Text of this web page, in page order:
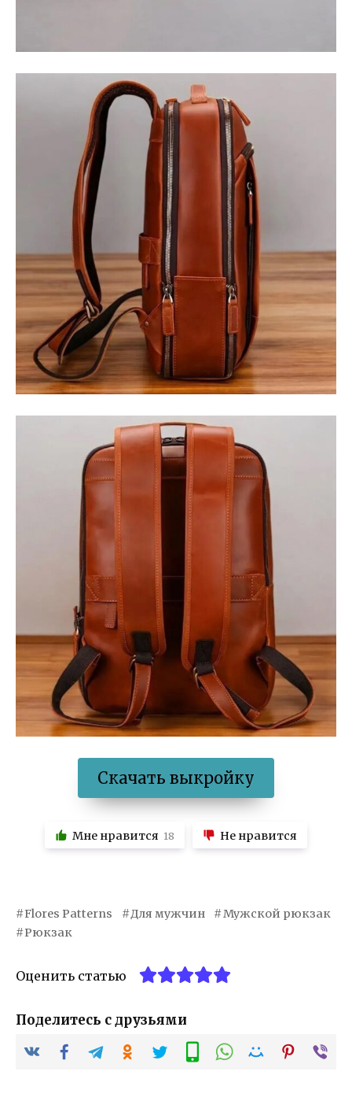
Скачать выкройку
Мне нравится 18 Не нравится
Flores Patterns Для мужчин
Мужской рюкзак
Рюкзак
Оценить статью
Поделитесь с друзьями